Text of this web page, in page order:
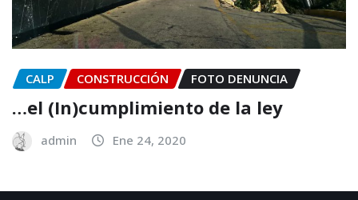
CALP CONSTRUCCIÓN FOTO DENUNCIA
…el (In)cumplimiento de la ley
admin Ene 24, 2020